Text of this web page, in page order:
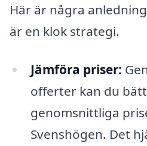
Här är några
är en klok strategi.
Jämföra priser:
offerter kan du
genomsnittliga
Svenshögen. Det